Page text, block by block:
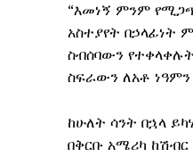
“እመነኝ ምንም
አስተያየት በኃላፊነት
ስብሰባውን
ስፍራውን ለአቶ
ከሁለት ሳንት በኋላ
በቅርቡ አሜሪካ